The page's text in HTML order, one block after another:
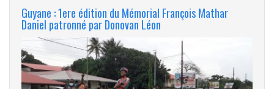
Guyane : 1ere édition du Mémorial François Mathar
Daniel patronné par Donovan Léon